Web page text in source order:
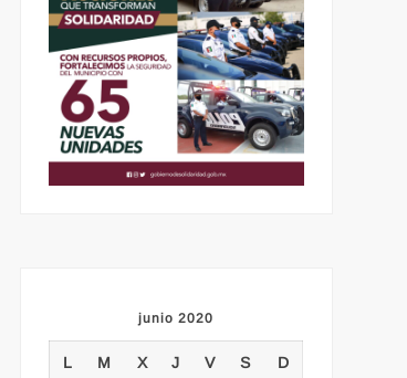
junio 2020
L M X J V S D